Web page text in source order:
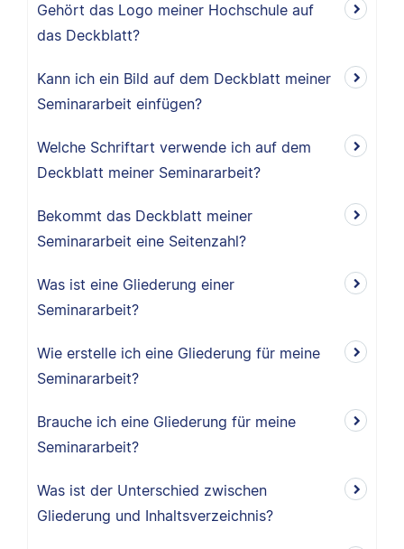
Gehört das Logo meiner Hochschule auf
das Deckblatt?
Kann ich ein Bild auf dem Deckblatt meiner
Seminararbeit einfügen?
Welche Schriftart verwende ich auf dem
Deckblatt meiner Seminararbeit?
Bekommt das Deckblatt meiner
Seminararbeit eine Seitenzahl?
Was ist eine Gliederung einer
Seminararbeit?
Wie erstelle ich eine Gliederung für meine
Seminararbeit?
Brauche ich eine Gliederung für meine
Seminararbeit?
Was ist der Unterschied zwischen
Gliederung und Inhaltsverzeichnis?